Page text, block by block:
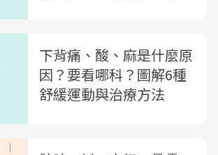
下背痛、酸、麻是什麼原
因？要看哪科？圖解6種
舒緩運動與治療方法